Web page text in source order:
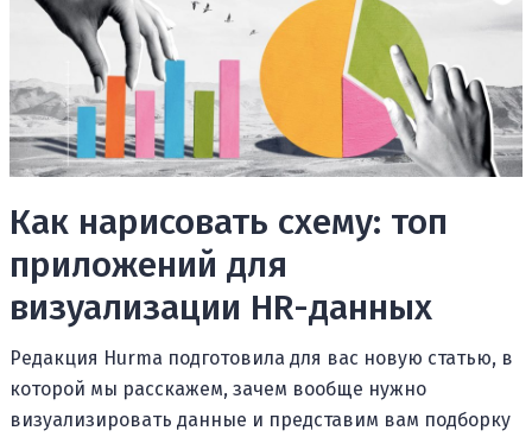
Как нарисовать схему: топ
приложений для
визуализации HR-данных
Редакция Hurma подготовила для вас новую статью, в
которой мы расскажем, зачем вообще нужно
визуализировать данные и представим вам подборку